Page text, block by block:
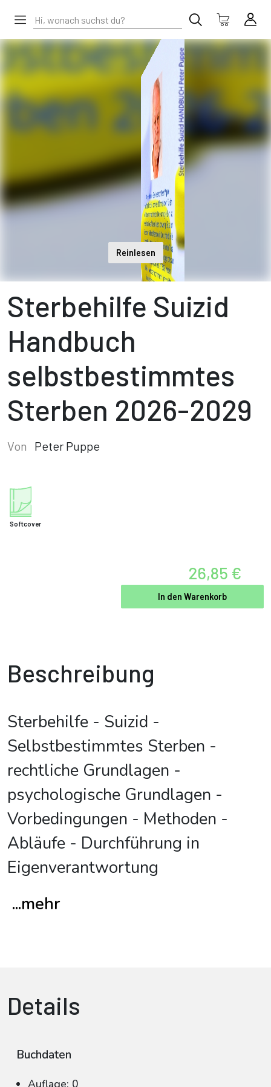
Reinlesen
Sterbehilfe Suizid
Handbuch
selbstbestimmtes
Sterben 2026-2029
Von Peter Puppe
Softcover
26,85 €
In den Warenkorb
Beschreibung
Sterbehilfe - Suizid -
Selbstbestimmtes Sterben -
rechtliche Grundlagen -
psychologische Grundlagen -
Vorbedingungen - Methoden -
Abläufe - Durchführung in
Eigenverantwortung
...mehr
Details
Buchdaten
Auflage: 0